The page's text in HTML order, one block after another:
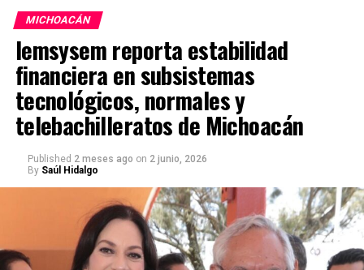
MICHOACÁN
Iemsysem reporta estabilidad
financiera en subsistemas
tecnológicos, normales y
telebachilleratos de Michoacán
Published 2 meses ago on 2 junio, 2026
By Saúl Hidalgo